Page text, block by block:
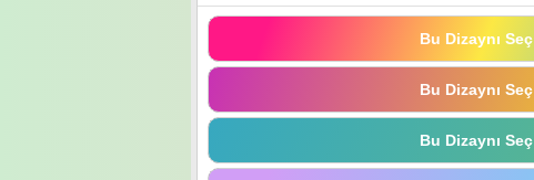
Bu Dizaynı Seç
Bu Dizaynı Seç
Bu Dizaynı Seç